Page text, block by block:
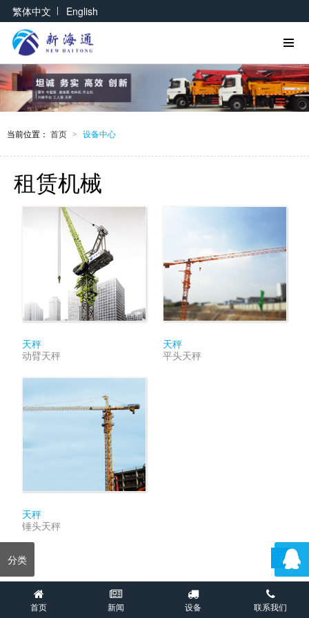
繁体中文 | English
当前位置： 首页 > 设备中心
分类
租赁机械
天秤
动臂天秤
天秤
平头天秤
天秤
锤头天秤
1
首页 新闻 设备 联系我们